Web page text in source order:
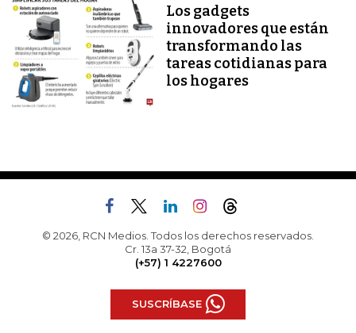
Los gadgets
innovadores que están
transformando las
tareas cotidianas para
los hogares
© 2026, RCN Medios. Todos los derechos reservados.
Cr. 13a 37-32, Bogotá
(+57) 1 4227600
SUSCRÍBASE